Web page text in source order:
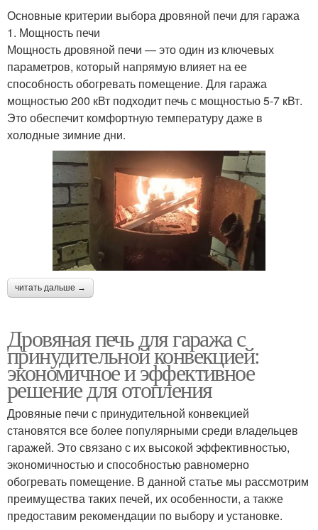
Основные критерии выбора дровяной печи для гаража
1. Мощность печи
Мощность дровяной печи — это один из ключевых
параметров, который напрямую влияет на ее
способность обогревать помещение. Для гаража
мощностью 200 кВт подходит печь с мощностью 5-7 кВт.
Это обеспечит комфортную температуру даже в
холодные зимние дни.
читать дальше →
Дровяная печь для гаража с
принудительной конвекцией:
экономичное и эффективное
решение для отопления
Дровяные печи с принудительной конвекцией
становятся все более популярными среди владельцев
гаражей. Это связано с их высокой эффективностью,
экономичностью и способностью равномерно
обогревать помещение. В данной статье мы рассмотрим
преимущества таких печей, их особенности, а также
предоставим рекомендации по выбору и установке.